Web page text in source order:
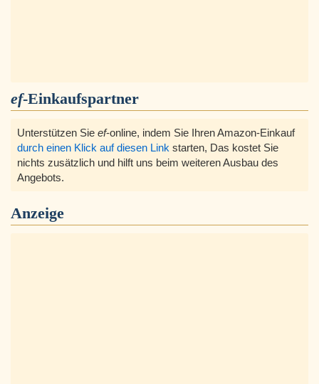
ef-Einkaufspartner
Unterstützen Sie ef-online, indem Sie Ihren Amazon-Einkauf
durch einen Klick auf diesen Link starten, Das kostet Sie
nichts zusätzlich und hilft uns beim weiteren Ausbau des
Angebots.
Anzeige